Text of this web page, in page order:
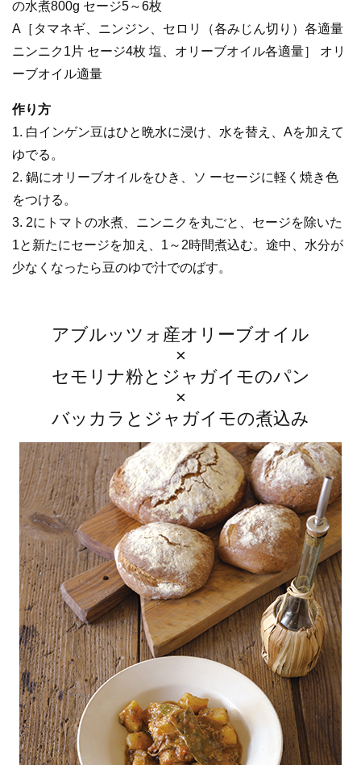
の水煮800g セージ5～6枚
A［タマネギ、ニンジン、セロリ（各みじん切り）各適量
ニンニク1片 セージ4枚 塩、オリーブオイル各適量］ オリ
ーブオイル適量
作り方
1. 白インゲン豆はひと晩水に浸け、水を替え、Aを加えて
ゆでる。
2. 鍋にオリーブオイルをひき、ソ ーセージに軽く焼き色
をつける。
3. 2にトマトの水煮、ニンニクを丸ごと、セージを除いた
1と新たにセージを加え、1～2時間煮込む。途中、水分が
少なくなったら豆のゆで汁でのばす。
アブルッツォ産オリーブオイル
×
セモリナ粉とジャガイモのパン
×
バッカラとジャガイモの煮込み